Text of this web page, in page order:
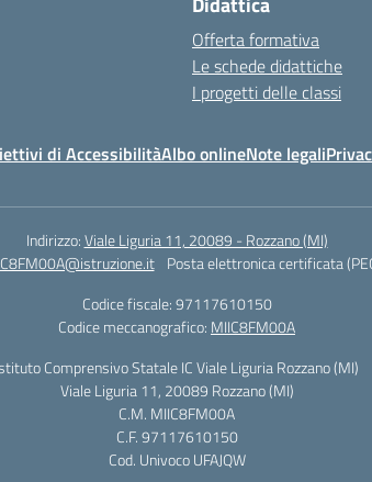
Offerta formativa
Le schede didattiche
I progetti delle classi
di AccessibilitàAlbo onlineNote legali
Indirizzo:Viale Liguria 11, 20089 - Rozzano (MI)
Posta elettronica certificata
Codice fiscale: 97117610150
Codice meccanografico: MIIC8FM00A
Comprensivo Statale IC Viale Liguria Rozzano (MI)
Viale Liguria 11, 20089 Rozzano (MI)
C.M. MIIC8FM00A
C.F. 97117610150
Cod. Univoco UFAJQW